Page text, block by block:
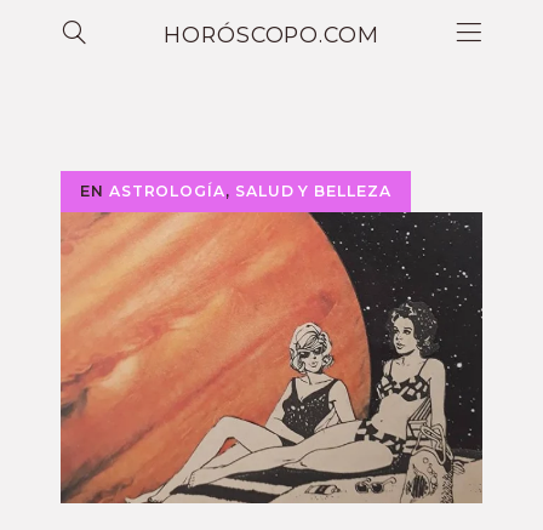
HORÓSCOPO.COM
EN ASTROLOGÍA, SALUD Y BELLEZA